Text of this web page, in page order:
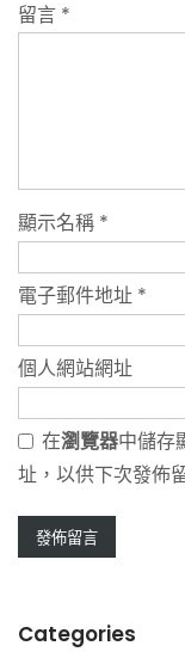
留言 *
顯示名稱 *
電子郵件地址 *
個人網站網址
在瀏覽器中儲存
址，以供下次發佈
Categories